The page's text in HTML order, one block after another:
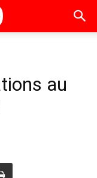
au